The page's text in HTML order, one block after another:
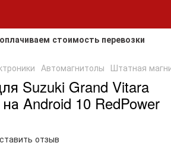
стоимость перевозки до
Автомагнитолы Штатная
Suzuki Grand Vitara
Android 10 RedPower
отзыв